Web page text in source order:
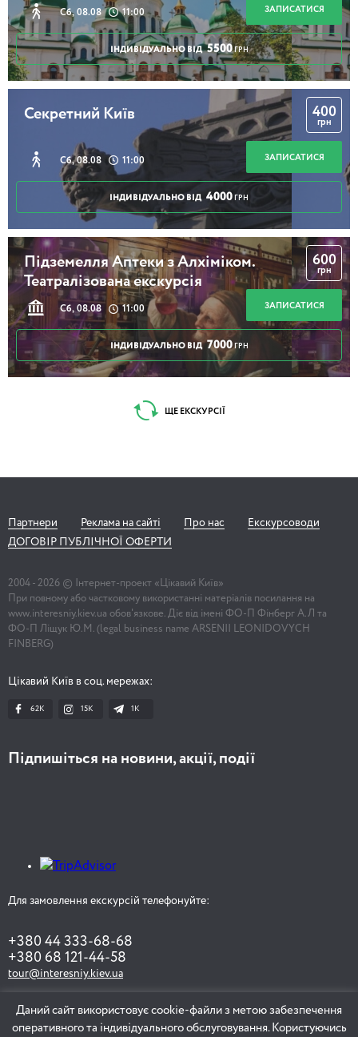
Сб, 08.08 11:00 ЗАПИСАТИСЯ
ІНДИВІДУАЛЬНО ВІД 5500 ГРН
Секретний Київ
Сб, 08.08 11:00
400
грн
ЗАПИСАТИСЯ
ІНДИВІДУАЛЬНО ВІД 4000 ГРН
Підземелля Аптеки з Алхіміком.
Театралізована екскурсія
Сб, 08.08 11:00
600
грн
ЗАПИСАТИСЯ
ІНДИВІДУАЛЬНО ВІД 7000 ГРН
ЩЕ ЕКСКУРСІЇ
Партнери Реклама на сайті Про нас
Екскурсоводи
ДОГОВІР ПУБЛІЧНОЇ ОФЕРТИ
2004 - 2026 © Інтернет-проект «Цікавий Київ»
При повному або частковому використанні матеріалів посилання на
www.interesniy.kiev.ua обов'язкове. Діє від імені ФО-П Фінберг А.Л та
ФО-П Ліщук Ю.М. (legal business name ARSENII LEONIDOVYCH
FINBERG)
Цікавий Київ в соц. мережах:
62K 15K 1К
Підпишіться на новини, акції, події
Для замовлення екскурсій телефонуйте:
+380 44 333-68-68
+380 68 121-44-58
tour@interesniy.kiev.ua
ЗАМОВИТИ ЕКСКУРСІЮ
Даний сайт використовує cookie-файли з метою забезпечення
оперативного та індивідуального обслуговування. Користуючись